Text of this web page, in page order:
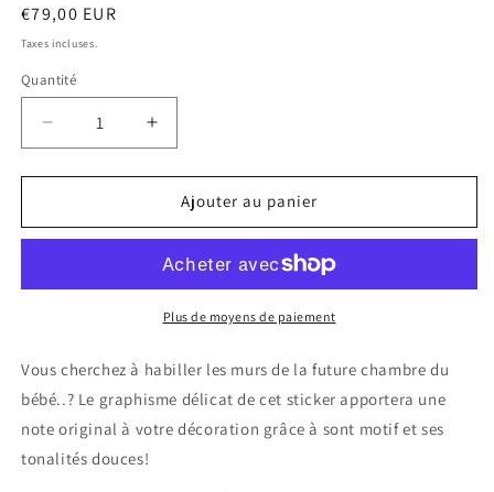
Prix
habituel
€79,00 EUR
Taxes incluses.
Quantité
Quantité
Réduire
la
quantité
Sticker
petit
de
Augmenter
la
quantité
Sticker
enfant
petit
avion
de
Ajouter au panier
Plus de moyens de paiement
Vous cherchez à habiller les murs de la future chambre du
bébé..? Le graphisme délicat de cet sticker apportera une
note original à votre décoration grâce à sont motif et ses
tonalités douces!